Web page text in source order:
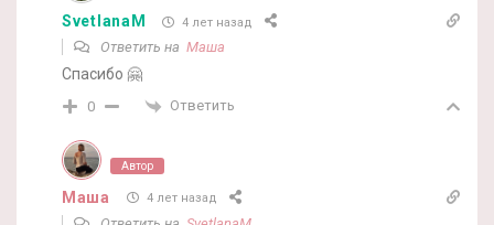
SvetlanaM 4 лет назад
Ответить на Маша
Спасибо 🤗
0 Ответить
Автор
Маша 4 лет назад